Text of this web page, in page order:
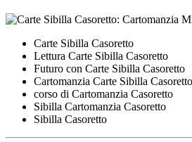
Carte Sibilla Casoretto
Lettura Carte Sibilla Casoretto
Futuro con Carte Sibilla Casoretto
Cartomanzia Carte Sibilla Casoretto
corso di Cartomanzia Casoretto
Sibilla Cartomanzia Casoretto
Sibilla Casoretto